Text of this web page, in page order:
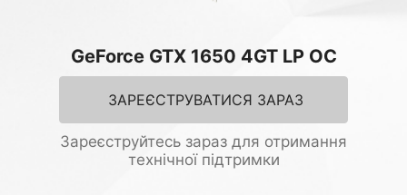
GeForce GTX 1650 4GT LP OC
ЗАРЕЄСТРУВАТИСЯ ЗАРАЗ
Зареєструйтесь зараз для отримання
технічної підтримки